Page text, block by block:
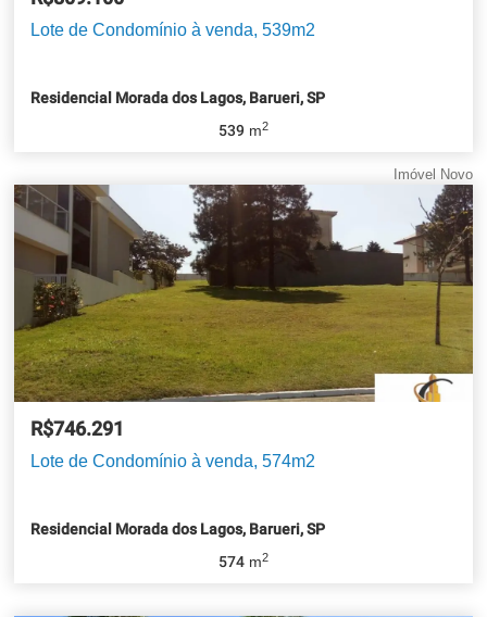
Lote de Condomínio à venda, 539m2
Residencial Morada dos Lagos, Barueri, SP
539m2
Imóvel Novo
R$746.291
Lote de Condomínio à venda, 574m2
Residencial Morada dos Lagos, Barueri, SP
574m2